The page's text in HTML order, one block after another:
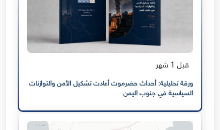
قبل 1 شهر
ورقة تحليلية: أحداث حضرموت أعادت تشكيل الأمن والتوازنات
السياسية في جنوب اليمن